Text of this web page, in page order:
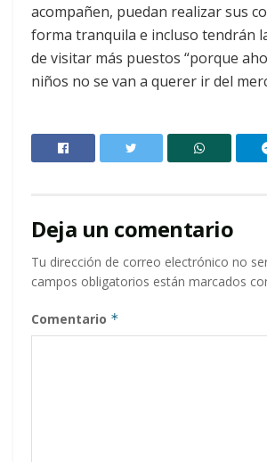
acompañen, puedan realizar sus
forma tranquila e incluso tendrán
de visitar más puestos “porque
niños no se van a querer ir del
Deja un comentario
Tu dirección de correo electrónico no
campos obligatorios están marcados
Comentario *